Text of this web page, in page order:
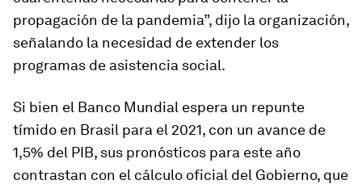
propagación de la pandemia”, dijo la organización,
señalando la necesidad de extender los
programas de asistencia social.
Si bien el Banco Mundial espera un repunte
tímido en Brasil para el 2021, con un avance de
1,5% del PIB, sus pronósticos para este año
contrastan con el cálculo oficial del Gobierno, que